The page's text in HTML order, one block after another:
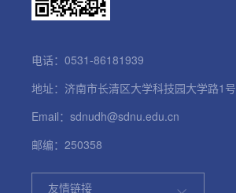
电话：0531-86181939
地址：济南市长清区大学科技园大学路1号
Email：sdnudh@sdnu.edu.cn
邮编：250358